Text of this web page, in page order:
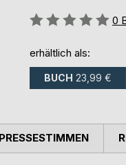
Bewertung::
0
erhältlich als:
BUCH 23,99 €
PRESSESTIMMEN